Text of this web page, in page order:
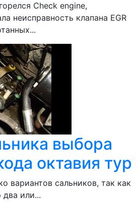
Check engine,
неисправность клапана EGR
выбора
октавия тур
вариантов сальников, так как
или...